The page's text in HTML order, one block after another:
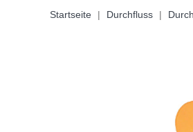
Startseite Durchfluss